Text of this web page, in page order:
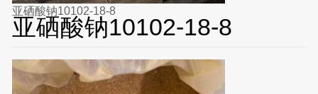
亚硒酸钠10102-18-8
亚硒酸钠10102-18-8